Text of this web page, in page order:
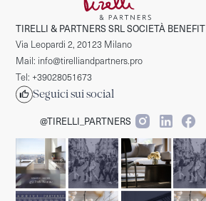
TIRELLI & PARTNERS SRL SOCIETÀ BENEFIT
Via Leopardi 2, 20123 Milano
Mail: info@tirelliandpartners.pro
Tel: +39028051673
Seguici sui social
@TIRELLI_PARTNERS